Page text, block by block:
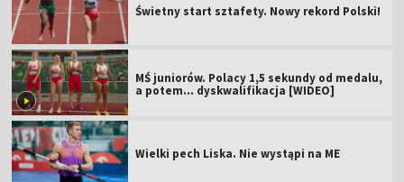
Świetny start sztafety. Nowy rekord Polski!
MŚ juniorów. Polacy 1,5 sekundy od medalu,
a potem... dyskwalifikacja [WIDEO]
Wielki pech Liska. Nie wystąpi na ME